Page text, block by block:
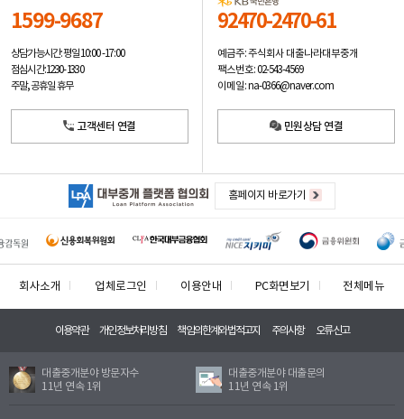
1599-9687
상담가능시간: 평일10:00 -17:00
점심시간: 12:30 - 13:30
주말, 공휴일 휴무
고객센터 연결
92470-2470-61
예금주: 주식회사 대출나라대부중개
팩스번호: 02-543-4569
이메일: na-0366@naver.com
민원상담 연결
홈페이지 바로가기
회사소개 업체로그인 이용안내 PC화면보기 전체메뉴
이용약관 개인정보처리방침 책임의한계와법적고지 주의사항 오류신고
대출중개분야 방문자수
11년 연속 1위
대출중개분야 대출문의
11년 연속 1위